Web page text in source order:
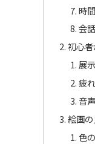
時
会
初心
展
疲
音
絵画
色